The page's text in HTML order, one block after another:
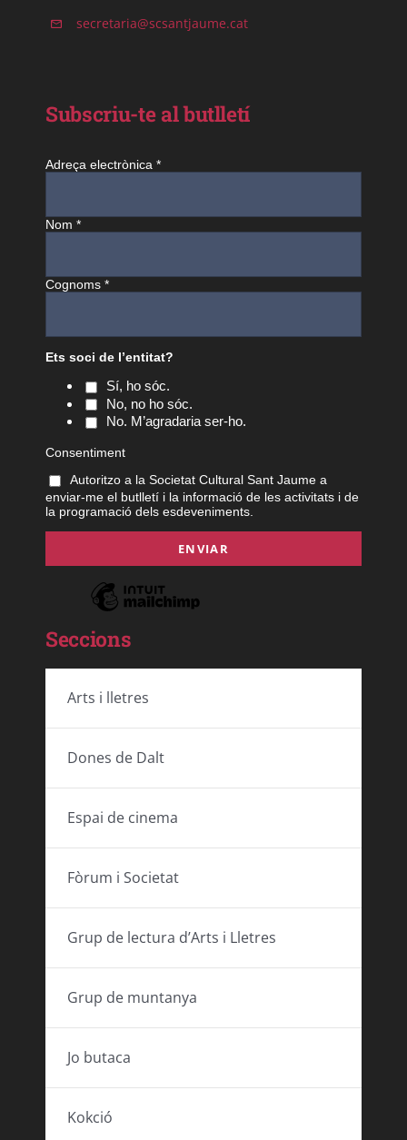
secretaria@scsantjaume.cat
Subscriu-te al butlletí
Adreça electrònica *
Nom *
Cognoms *
Ets soci de l’entitat?
Sí, ho sóc.
No, no ho sóc.
No. M’agradaria ser-ho.
Consentiment
Autoritzo a la Societat Cultural Sant Jaume a
enviar-me el butlletí i la informació de les activitats i de
la programació dels esdeveniments.
Seccions
Arts i lletres
Dones de Dalt
Espai de cinema
Fòrum i Societat
Grup de lectura d’Arts i Lletres
Grup de muntanya
Jo butaca
Kokció